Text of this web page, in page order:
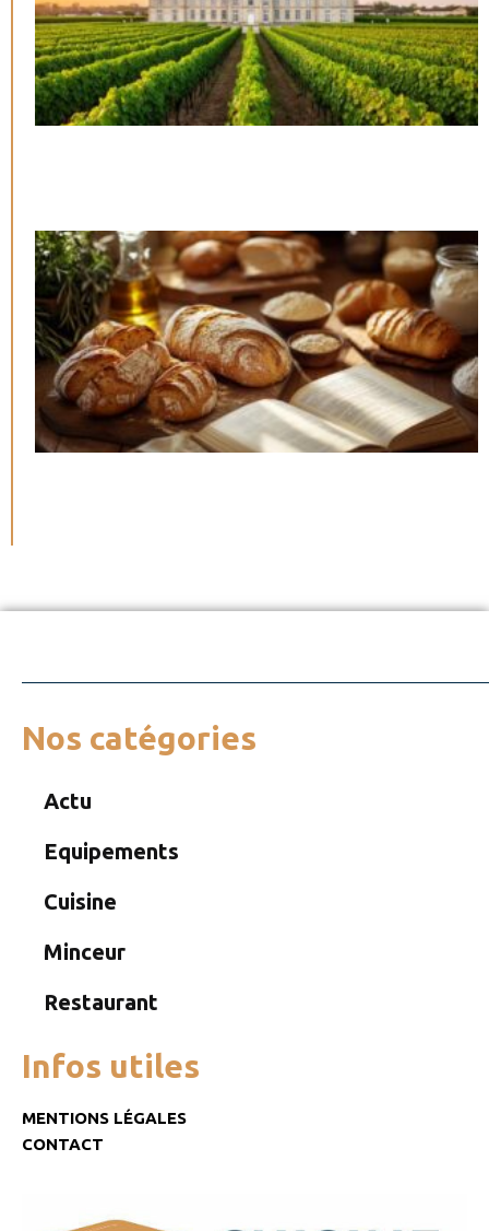
Nos catégories
Actu
Equipements
Cuisine
Minceur
Restaurant
Infos utiles
MENTIONS LÉGALES
CONTACT